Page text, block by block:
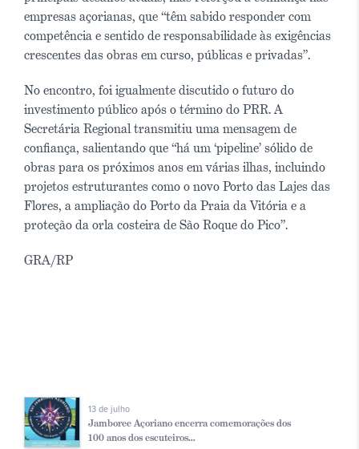
empresas açorianas, que “têm sabido responder com
competência e sentido de responsabilidade às exigências
crescentes das obras em curso, públicas e privadas”.
No encontro, foi igualmente discutido o futuro do
investimento público após o término do PRR. A
Secretária Regional transmitiu uma mensagem de
confiança, salientando que “há um ‘pipeline’ sólido de
obras para os próximos anos em várias ilhas, incluindo
projetos estruturantes como o novo Porto das Lajes das
Flores, a ampliação do Porto da Praia da Vitória e a
proteção da orla costeira de São Roque do Pico”.
GRA/RP
13 de julho
Jamboree Açoriano encerra comemorações dos
100 anos dos escuteiros...